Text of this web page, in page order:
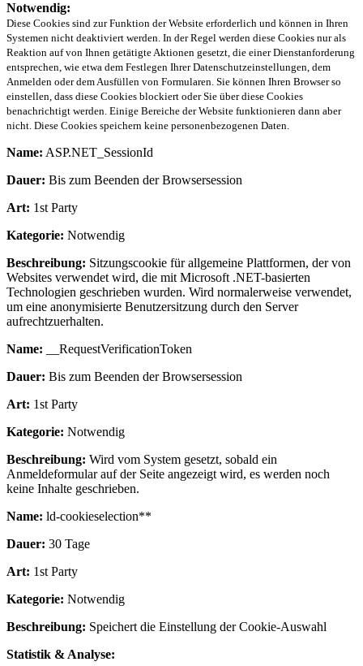
Notwendig:
Diese Cookies sind zur Funktion der Website erforderlich und können in Ihren
Systemen nicht deaktiviert werden. In der Regel werden diese Cookies nur als
Reaktion auf von Ihnen getätigte Aktionen gesetzt, die einer Dienstanforderung
entsprechen, wie etwa dem Festlegen Ihrer Datenschutzeinstellungen, dem
Anmelden oder dem Ausfüllen von Formularen. Sie können Ihren Browser so
einstellen, dass diese Cookies blockiert oder Sie über diese Cookies
benachrichtigt werden. Einige Bereiche der Website funktionieren dann aber
nicht. Diese Cookies speichern keine personenbezogenen Daten.
Name: ASP.NET_SessionId
Dauer: Bis zum Beenden der Browsersession
Art: 1st Party
Kategorie: Notwendig
Beschreibung: Sitzungscookie für allgemeine Plattformen, der von
Websites verwendet wird, die mit Microsoft .NET-basierten
Technologien geschrieben wurden. Wird normalerweise verwendet,
um eine anonymisierte Benutzersitzung durch den Server
aufrechtzuerhalten.
Name: __RequestVerificationToken
Dauer: Bis zum Beenden der Browsersession
Art: 1st Party
Kategorie: Notwendig
Beschreibung: Wird vom System gesetzt, sobald ein
Anmeldeformular auf der Seite angezeigt wird, es werden noch
keine Inhalte geschrieben.
Name: ld-cookieselection**
Dauer: 30 Tage
Art: 1st Party
Kategorie: Notwendig
Beschreibung: Speichert die Einstellung der Cookie-Auswahl
Statistik & Analyse: